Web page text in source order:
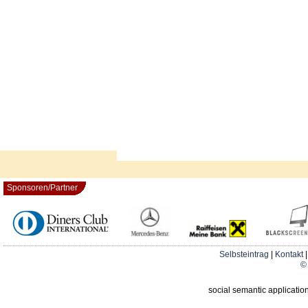
Sponsoren/Partner
Selbsteintrag Kontakt
©
social semantic